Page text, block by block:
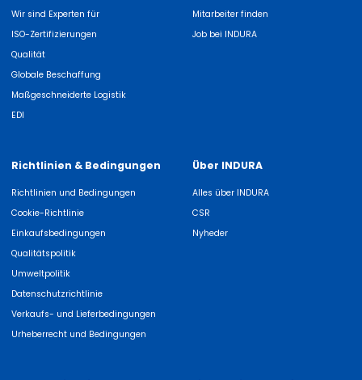
Wir sind Experten für
ISO-Zertifizierungen
Qualität
Globale Beschaffung
Maßgeschneiderte Logistik
EDI
Mitarbeiter finden
Job bei INDURA
Richtlinien & Bedingungen
Richtlinien und Bedingungen
Cookie-Richtlinie
Einkaufsbedingungen
Qualitätspolitik
Umweltpolitik
Datenschutzrichtlinie
Verkaufs- und Lieferbedingungen
Urheberrecht und Bedingungen
Über INDURA
Alles über INDURA
CSR
Nyheder